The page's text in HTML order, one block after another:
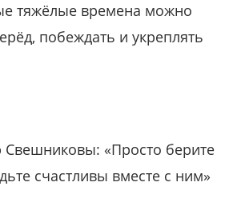
тяжёлые времена можно
побеждать и укреплять
Свешниковы: «Просто берите
счастливы вместе с ним»